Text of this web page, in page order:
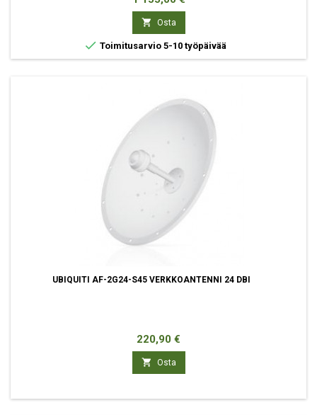
 Osta
 Toimitusarvio 5-10 työpäivää
UBIQUITI AF-2G24-S45 VERKKOANTENNI 24 DBI
Hinta
220,90 €
 Osta